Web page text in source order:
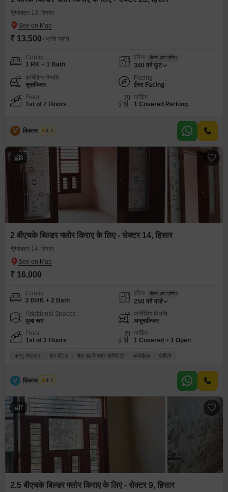
सेक्टर 13, हिसार
₹ 13,500 / प्रति महीने
Config
1 RK + 1 Bath
एरिया बिल्ट-अप एरिया
340 वर्ग फुट
फर्निशिंग स्थिति
सुसज्जित
Facing
ईस्ट Facing
Floor
1st of 7 Floors
पार्किंग
1 Covered Parking
V विकास भारद्वाज
3.7
8
2 बीएचके बिल्डर फ्लोर किराए के लिए - सेक्टर 14, हिसार
सेक्टर 14, हिसार
₹ 16,000
Config
2 BHK + 2 Bath
एरिया बिल्ट-अप एरिया
250 वर्ग यार्ड
Additional Spaces
पूजा रूम
फर्निशिंग स्थिति
असुसज्जित
Floor
1st of 3 Floors
पार्किंग
1 Covered + 1 Open
वास्तु कंप्लायंट वेल मेंटेन्ड सेफ़ एंड सिक्योर लोकैलिटी अफोर्डेबल फ़ैमिली
V विकास भारद्वाज
3.7
7
2.5 बीएचके बिल्डर फ्लोर किराए के लिए - सेक्टर 9, हिसार